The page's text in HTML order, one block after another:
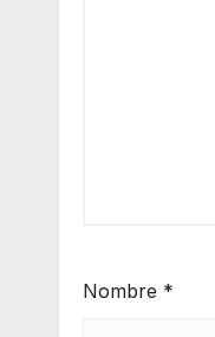
Nombre *